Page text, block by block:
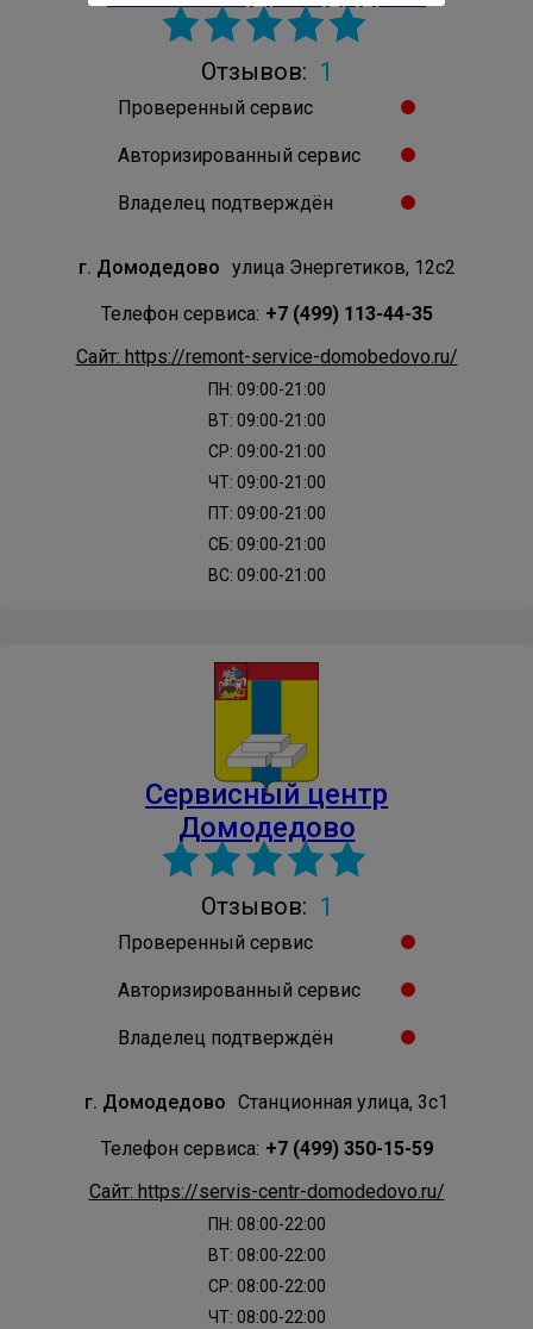
Отзывов: 1
Проверенный сервис
Авторизированный сервис
Владелец подтверждён
г. Домодедово улица Энергетиков, 12с2
Телефон сервиса: +7 (499) 113-44-35
Сайт: https://remont-service-domobedovo.ru/
ПН: 09:00-21:00
ВТ: 09:00-21:00
СР: 09:00-21:00
ЧТ: 09:00-21:00
ПТ: 09:00-21:00
СБ: 09:00-21:00
ВС: 09:00-21:00
Сервисный центр
Домодедово
Отзывов: 1
Проверенный сервис
Авторизированный сервис
Владелец подтверждён
г. Домодедово Станционная улица, 3с1
Телефон сервиса: +7 (499) 350-15-59
Сайт: https://servis-centr-domodedovo.ru/
ПН: 08:00-22:00
ВТ: 08:00-22:00
СР: 08:00-22:00
ЧТ: 08:00-22:00